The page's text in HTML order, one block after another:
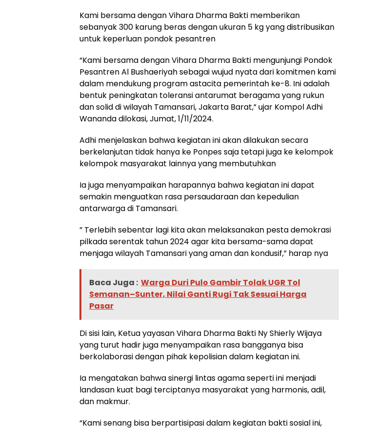
Kami bersama dengan Vihara Dharma Bakti memberikan
sebanyak 300 karung beras dengan ukuran 5 kg yang distribusikan
untuk keperluan pondok pesantren
“Kami bersama dengan Vihara Dharma Bakti mengunjungi Pondok
Pesantren Al Bushaeriyah sebagai wujud nyata dari komitmen kami
dalam mendukung program astacita pemerintah ke-8. Ini adalah
bentuk peningkatan toleransi antarumat beragama yang rukun
dan solid di wilayah Tamansari, Jakarta Barat,” ujar Kompol Adhi
Wananda dilokasi, Jumat, 1/11/2024.
Adhi menjelaskan bahwa kegiatan ini akan dilakukan secara
berkelanjutan tidak hanya ke Ponpes saja tetapi juga ke kelompok
kelompok masyarakat lainnya yang membutuhkan
Ia juga menyampaikan harapannya bahwa kegiatan ini dapat
semakin menguatkan rasa persaudaraan dan kepedulian
antarwarga di Tamansari.
” Terlebih sebentar lagi kita akan melaksanakan pesta demokrasi
pilkada serentak tahun 2024 agar kita bersama-sama dapat
menjaga wilayah Tamansari yang aman dan kondusif,” harap nya
Baca Juga : Warga Duri Pulo Gambir Tolak UGR Tol
Semanan–Sunter, Nilai Ganti Rugi Tak Sesuai Harga
Pasar
Di sisi lain, Ketua yayasan Vihara Dharma Bakti Ny Shierly Wijaya
yang turut hadir juga menyampaikan rasa bangganya bisa
berkolaborasi dengan pihak kepolisian dalam kegiatan ini.
Ia mengatakan bahwa sinergi lintas agama seperti ini menjadi
landasan kuat bagi terciptanya masyarakat yang harmonis, adil,
dan makmur.
“Kami senang bisa berpartisipasi dalam kegiatan bakti sosial ini,